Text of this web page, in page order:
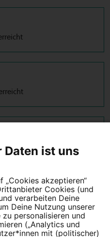
Daten ist uns
„Cookies akzeptieren“
Cookies (und
verarbeiten Deine
Deine Nutzung unserer
personalisieren und
(„Analytics und
mit (politischer)